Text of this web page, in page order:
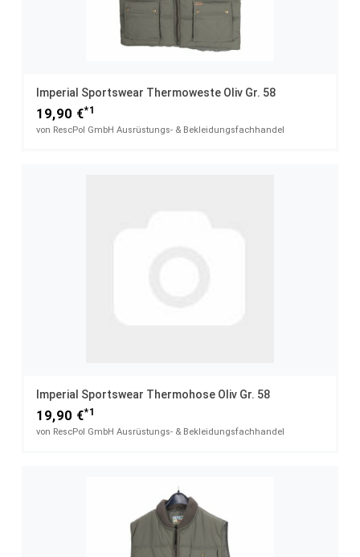
Imperial Sportswear Thermoweste Oliv Gr. 58
19,90 €*1
von RescPol GmbH Ausrüstungs- & Bekleidungsfachhandel
Imperial Sportswear Thermohose Oliv Gr. 58
19,90 €*1
von RescPol GmbH Ausrüstungs- & Bekleidungsfachhandel